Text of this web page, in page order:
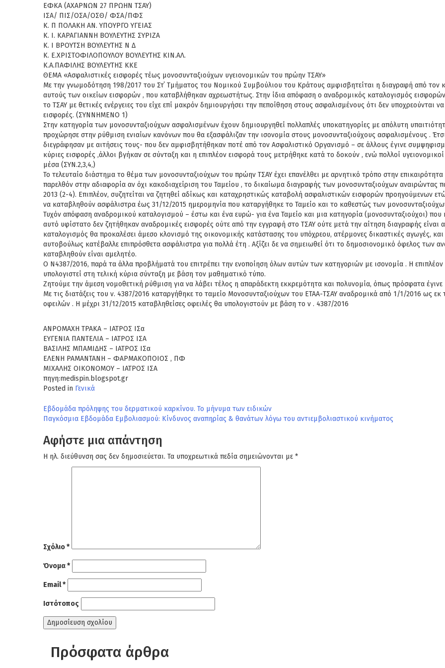
ΕΦΚΑ (ΑΧΑΡΝΩΝ 27 ΠΡΩΗΝ ΤΣΑΥ)
ΙΣΑ/ ΠΙΣ/ΟΣΑ/ΟΣΘ/ ΦΣΑ/ΠΦΣ
Κ. Π ΠΟΛΑΚΗ ΑΝ. ΥΠΟΥΡΓΟ ΥΓΕΙΑΣ
Κ. Ι. ΚΑΡΑΓΙΑΝΝΗ ΒΟΥΛΕΥΤΗΣ ΣΥΡΙΖΑ
Κ. Ι ΒΡΟΥΤΣΗ ΒΟΥΛΕΥΤΗΣ Ν Δ
Κ. Ε.ΧΡΙΣΤΟΦΙΛΟΠΟΥΛΟΥ ΒΟΥΛΕΥΤΗΣ ΚΙΝ.ΑΛ.
Κ.Α.ΠΑΦΙΛΗΣ ΒΟΥΛΕΥΤΗΣ ΚΚΕ
ΘΕΜΑ «Ασφαλιστικές εισφορές τέως μονοσυνταξιούχων υγειονομικών του πρώην ΤΣΑΥ»
Με την γνωμοδότηση 198/2017 του Στ΄ Τμήματος του Νομικού Συμβούλιου του Κράτους αμφισβητείται η διαγραφή από τον
αυτούς των οικείων εισφορών , που καταβλήθηκαν αχρεωστήτως. Στην ίδια απόφαση ο αναδρομικός καταλογισμός εισφορών
το ΤΣΑΥ με θετικές ενέργειες του είχε επί μακρόν δημιουργήσει την πεποίθηση στους ασφαλισμένους ότι δεν υποχρεούνται
εισφορές. (ΣΥΝΝΗΜΕΝΟ 1)
Στην κατηγορία των μονοσυνταξιούχων ασφαλισμένων έχουν δημιουργηθεί πολλαπλές υποκατηγορίες με απόλυτη
προχώρησε στην ρύθμιση ενιαίων κανόνων που θα εξασφάλιζαν την ισονομία στους μονοσυνταξιούχους ασφαλισμένους .
διεγράφησαν με αιτήσεις τους- που δεν αμφισβητήθηκαν ποτέ από τον Ασφαλιστικό Οργανισμό – σε άλλους έγινε
κύριες εισφορές ,άλλοι βγήκαν σε σύνταξη και η επιπλέον εισφορά τους μετρήθηκε κατά το δοκούν , ενώ πολλοί
μέσα (ΣΥΝ.2,3,4,)
Το τελευταίο διάστημα το θέμα των μονοσυνταξιούχων του πρώην ΤΣΑΥ έχει επανέλθει με αρνητικό τρόπο στην
παρελθόν στην αδιαφορία αν όχι κακοδιαχείριση του Ταμείου , το δικαίωμα διαγραφής των μονοσυνταξιούχων αναιρώντας
2013 (2-4). Επιπλέον, συζητείται να ζητηθεί αδίκως και καταχρηστικώς καταβολή ασφαλιστικών εισφορών προηγούμενων
να καταβληθούν ασφάλιστρα έως 31/12/2015 ημερομηνία που καταργήθηκε το Ταμείο και το καθεστώς των
Τυχόν απόφαση αναδρομικού καταλογισμού – έστω και ένα ευρώ- για ένα Ταμείο και μια κατηγορία (μονοσυνταξιούχοι) που
αυτό υφίστατο δεν ζητήθηκαν αναδρομικές εισφορές ούτε από την εγγραφή στο ΤΣΑΥ ούτε μετά την αίτηση διαγραφής είναι
καταλογισμός θα προκαλέσει άμεσο κλονισμό της οικονομικής κατάστασης του υπόχρεου, ατέρμονες δικαστικές αγωγές,
αυτοβούλως κατέβαλλε επιπρόσθετα ασφάλιστρα για πολλά έτη . Αξίζει δε να σημειωθεί ότι το δημοσιονομικό όφελος
καταβληθούν είναι αμελητέο.
Ο Ν4387/2016, παρά τα άλλα προβλήματά του επιτρέπει την ενοποίηση όλων αυτών των κατηγοριών με ισονομία . Η
υπολογιστεί στη τελική κύρια σύνταξη με βάση τον μαθηματικό τύπο.
Ζητούμε την άμεση νομοθετική ρύθμιση για να λάβει τέλος η απαράδεκτη εκκρεμότητα και πολυνομία, όπως πρόσφατα
Με τις διατάξεις του ν. 4387/2016 καταργήθηκε το ταμείο Μονοσυνταξιούχων του ΕΤΑΑ-ΤΣΑΥ αναδρομικά από 1/1/2016 ως
οφειλών . Η μέχρι 31/12/2015 καταβληθείσες οφειλές θα υπολογιστούν με βάση το ν . 4387/2016
ΑΝΡΟΜΑΧΗ ΤΡΑΚΑ – ΙΑΤΡΟΣ ΙΣα
ΕΥΓΕΝΙΑ ΠΑΝΤΕΛΙΑ – ΙΑΤΡΟΣ ΙΣΑ
ΒΑΣΙΛΗΣ ΜΠΑΜΙΔΗΣ – ΙΑΤΡΟΣ ΙΣα
ΕΛΕΝΗ ΡΑΜΑΝΤΑΝΗ – ΦΑΡΜΑΚΟΠΟΙΟΣ , ΠΦ
ΜΙΧΑΛΗΣ ΟΙΚΟΝΟΜΟΥ – ΙΑΤΡΟΣ ΙΣΑ
πηγη:medispin.blogspot.gr
Posted in Γενικά
Πλοήγηση
άρθρων
Εβδομάδα πρόληψης του δερματικού καρκίνου. Το μήνυμα των ειδικών
Παγκόσμια Εβδομάδα Εμβολιασμού: Κίνδυνος αναπηρίας & θανάτων λόγω του αντιεμβολιαστικού κινήματος
Αφήστε μια απάντηση
Η ηλ. διεύθυνση σας δεν δημοσιεύεται. Τα υποχρεωτικά πεδία σημειώνονται με *
Σχόλιο*
Όνομα*
Email*
Ιστότοπος
Πρόσφατα άρθρα